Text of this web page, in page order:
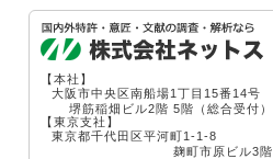
【本社】
大阪市中央区南船場1丁目15番14号
堺筋稲畑ビル2階 5階（総合受付）
【東京支社】
東京都千代田区平河町1-1-8
麹町市原ビル3階